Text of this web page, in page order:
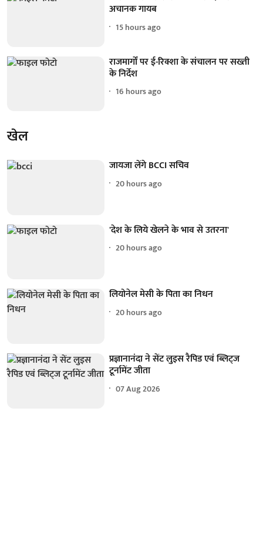
अचानक गायब
15 hours ago
राजमार्गों पर ई-रिक्शा के संचालन पर सख्ती
के निर्देश
16 hours ago
खेल
जायजा लेंगे BCCI सचिव
20 hours ago
'देश के लिये खेलने के भाव से उतरना'
20 hours ago
लियोनेल मेसी के पिता का निधन
20 hours ago
प्रज्ञानानंदा ने सेंट लुइस रैपिड एवं ब्लिट्ज
टूर्नामेंट जीता
07 Aug 2026